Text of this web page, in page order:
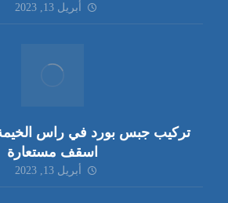
أبريل 13, 2023
اسقف مستعارة
أبريل 13, 2023